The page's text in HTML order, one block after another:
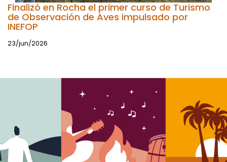
Finalizó en Rocha el primer curso de Turismo
de Observación de Aves impulsado por
INEFOP
23/jun/2026